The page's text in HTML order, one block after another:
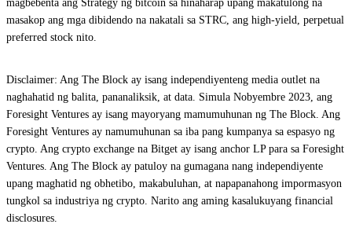
magbebenta ang Strategy ng bitcoin sa hinaharap upang makatulong na
masakop ang mga dibidendo na nakatali sa STRC, ang high-yield, perpetual
preferred stock nito.
Disclaimer: Ang The Block ay isang independiyenteng media outlet na
naghahatid ng balita, pananaliksik, at data. Simula Nobyembre 2023, ang
Foresight Ventures ay isang mayoryang mamumuhunan ng The Block. Ang
Foresight Ventures ay namumuhunan sa iba pang kumpanya sa espasyo ng
crypto. Ang crypto exchange na Bitget ay isang anchor LP para sa Foresight
Ventures. Ang The Block ay patuloy na gumagana nang independiyente
upang maghatid ng obhetibo, makabuluhan, at napapanahong impormasyon
tungkol sa industriya ng crypto. Narito ang aming kasalukuyang financial
disclosures.